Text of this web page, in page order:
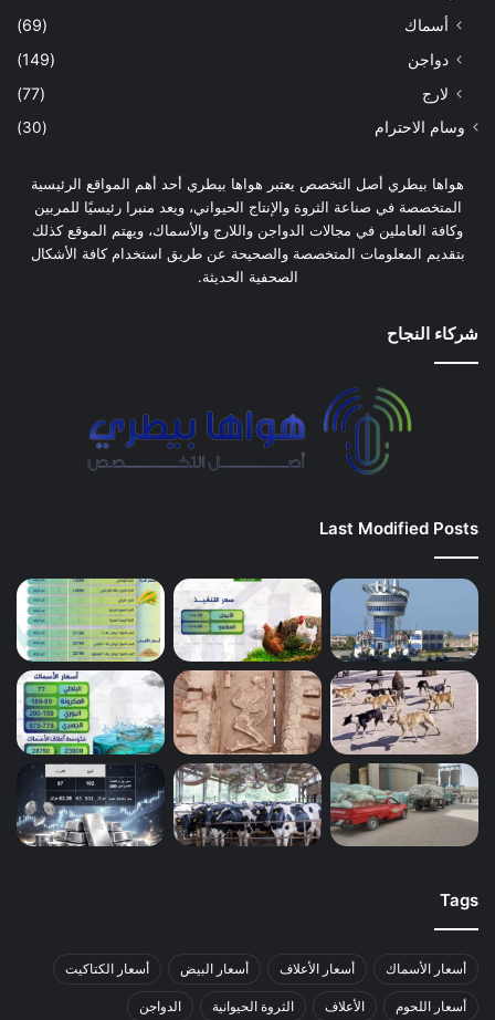
أسماك
(69)
دواجن
(149)
لارج
(77)
وسام الاحترام (30)
هواها بيطري أصل التخصص يعتبر هواها بيطري أحد أهم المواقع الرئيسية
المتخصصة في صناعة الثروة والإنتاج الحيواني، ويعد منبرا رئيسيًا للمربين
وكافة العاملين في مجالات الدواجن واللارج والأسماك، ويهتم الموقع كذلك
بتقديم المعلومات المتخصصة والصحيحة عن طريق استخدام كافة الأشكال
الصحفية الحديثة.
شركاء النجاح
Last Modified Posts
Tags
أسعار الأسماك أسعار الأعلاف أسعار البيض أسعار الكتاكيت
أسعار اللحوم الأعلاف الثروة الحيوانية الدواجن